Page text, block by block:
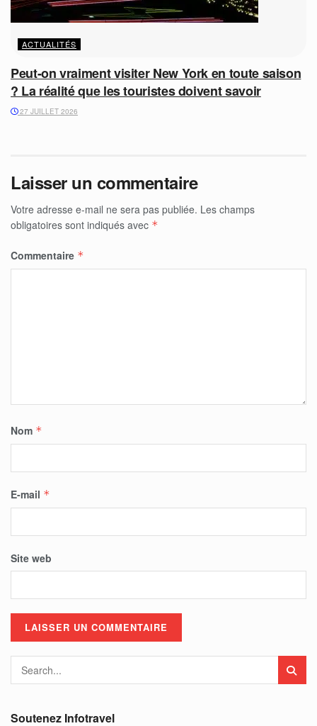
ACTUALITÉS
Peut-on vraiment visiter New York en toute saison
? La réalité que les touristes doivent savoir
27 JUILLET 2026
Laisser un commentaire
Votre adresse e-mail ne sera pas publiée. Les champs
obligatoires sont indiqués avec *
Commentaire *
Nom *
E-mail *
Site web
Soutenez Infotravel